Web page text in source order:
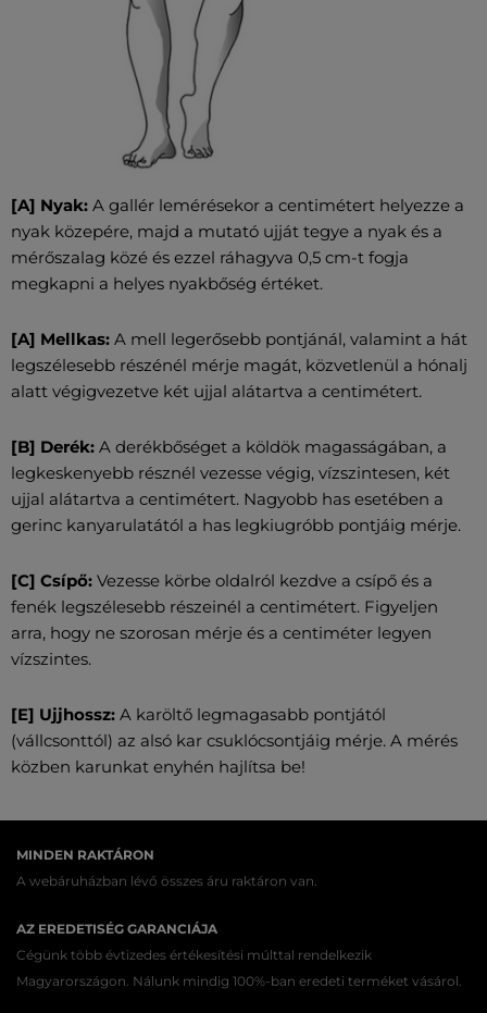
[A] Nyak: A gallér lemérésekor a centimétert helyezze a
nyak közepére, majd a mutató ujját tegye a nyak és a
mérőszalag közé és ezzel ráhagyva 0,5 cm-t fogja
megkapni a helyes nyakbőség értéket.
[A] Mellkas: A mell legerősebb pontjánál, valamint a hát
legszélesebb részénél mérje magát, közvetlenül a hónalj
alatt végigvezetve két ujjal alátartva a centimétert.
[B] Derék: A derékbőséget a köldök magasságában, a
legkeskenyebb résznél vezesse végig, vízszintesen, két
ujjal alátartva a centimétert. Nagyobb has esetében a
gerinc kanyarulatától a has legkiugróbb pontjáig mérje.
[C] Csípő: Vezesse körbe oldalról kezdve a csípő és a
fenék legszélesebb részeinél a centimétert. Figyeljen
arra, hogy ne szorosan mérje és a centiméter legyen
vízszintes.
[E] Ujjhossz: A karöltő legmagasabb pontjától
(vállcsonttól) az alsó kar csuklócsontjáig mérje. A mérés
közben karunkat enyhén hajlítsa be!
MINDEN RAKTÁRON
A webáruházban lévő összes áru raktáron van.
AZ EREDETISÉG GARANCIÁJA
Cégünk több évtizedes értékesítési múlttal rendelkezik
Magyarországon. Nálunk mindig 100%-ban eredeti terméket vásárol.